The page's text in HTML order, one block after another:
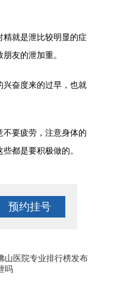
就是泄比较明显的症
友的泄加重。
奋度来的过早，也就
要疲劳，注意身体的
都是要积极做的。
预约挂号
山医院专业排行榜发布
吗